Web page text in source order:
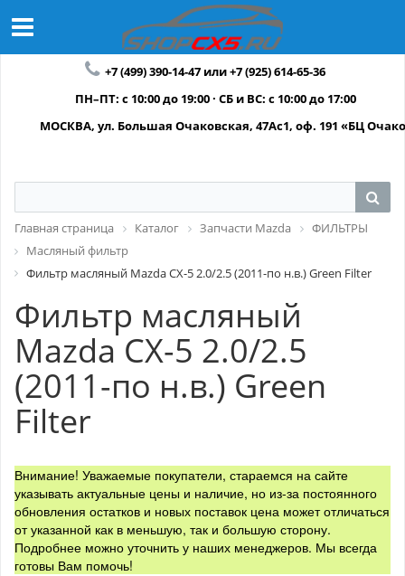
+7 (499) 390-14-47 или +7 (925) 614-65-36
ПН–ПТ: с 10:00 до 19:00 · СБ и ВС: с 10:00 до 17:00
МОСКВА, ул. Большая Очаковская, 47Ас1, оф. 191 «БЦ
Главная страница Каталог Запчасти Mazda
ФИЛЬТРЫ
Масляный фильтр
Фильтр масляный Mazda СХ-5 2.0/2.5 (2011-по н.в.) Green Filter
Фильтр масляный
Mazda СХ-5 2.0/2.5
(2011-по н.в.) Green
Filter
Внимание! Уважаемые покупатели, стараемся на сайте
указывать актуальные цены и наличие, но из-за постоянного
обновления остатков и новых поставок цена может отличаться
от указанной как в меньшую, так и большую сторону.
Подробнее можно уточнить у наших менеджеров. Мы всегда
готовы Вам помочь!